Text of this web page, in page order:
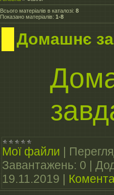
Всього матеріалів в каталозі: 8
Показано матеріалів: 1-8
Домашнє
Мої файли
Завантажень: 0
19.11.2019